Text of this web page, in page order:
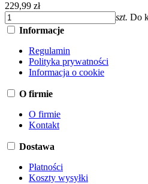
229,99 zł
szt. Do
Informacje
Regulamin
Polityka prywatności
Informacja o cookie
O firmie
O firmie
Kontakt
Dostawa
Płatności
Koszty wysyłki